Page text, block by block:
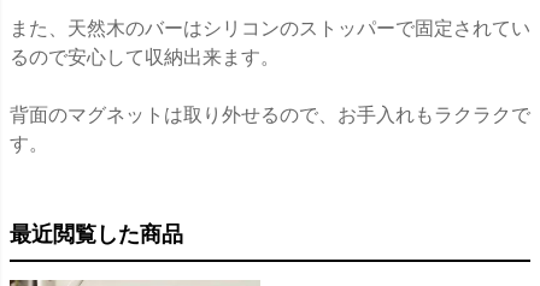
また、天然木のバーはシリコンのストッパーで固定されてい
るので安心して収納出来ます。
背面のマグネットは取り外せるので、お手入れもラクラクで
す。
最近閲覧した商品